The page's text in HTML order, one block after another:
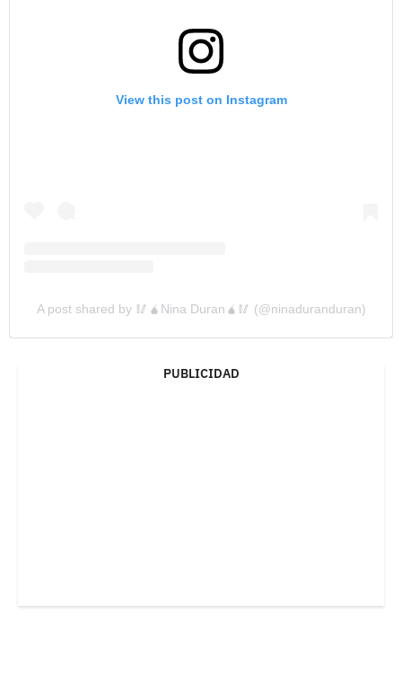
View this post on Instagram
A post shared by 🥢🧉Nina Duran🧉🥢 (@ninaduranduran)
PUBLICIDAD